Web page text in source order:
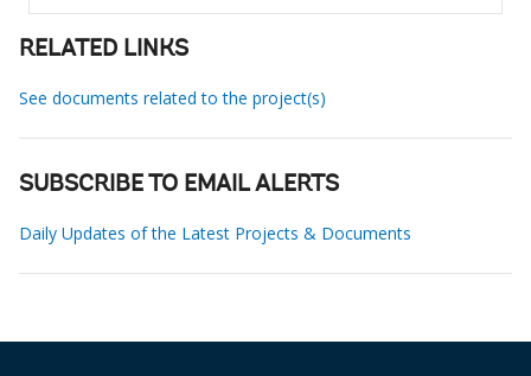
RELATED LINKS
See documents related to the project(s)
SUBSCRIBE TO EMAIL ALERTS
Daily Updates of the Latest Projects & Documents